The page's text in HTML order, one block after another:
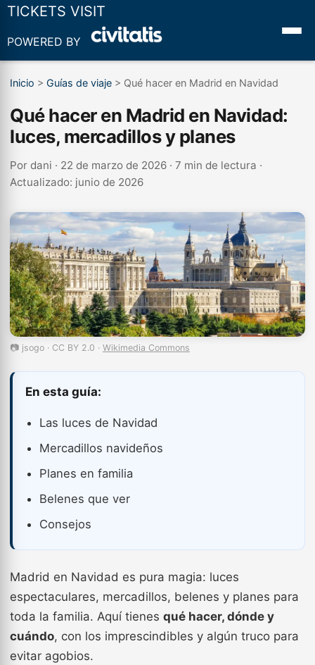
TICKETS VISIT
POWERED BY
Inicio > Guías de viaje > Qué hacer en Madrid en Navidad
Qué hacer en Madrid en Navidad:
luces, mercadillos y planes
Por dani · 22 de marzo de 2026 · 7 min de lectura ·
Actualizado: junio de 2026
📷 jsogo · CC BY 2.0 · Wikimedia Commons
En esta guía:
Las luces de Navidad
Mercadillos navideños
Planes en familia
Belenes que ver
Consejos
Madrid en Navidad es pura magia: luces
espectaculares, mercadillos, belenes y planes para
toda la familia. Aquí tienes qué hacer, dónde y
cuándo, con los imprescindibles y algún truco para
evitar agobios.